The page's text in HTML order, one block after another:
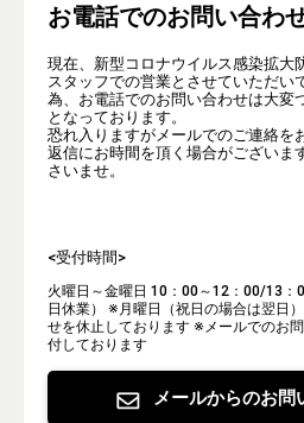
お電話でのお問い合わ
現在、新型コロナウイルス感染拡大
スタッフでの営業とさせていただい
為、お電話でのお問い合わせは大変
となっております。
恐れ入りますがメールでのご連絡を
返信にお時間を頂く場合がございま
さいませ。
<受付時間>
火曜日～金曜日 10：00～12：00/13：
日休業）
※月曜日（祝日の場合は翌日
せを休止しております ※メールでのお
付しております
メールからのお問